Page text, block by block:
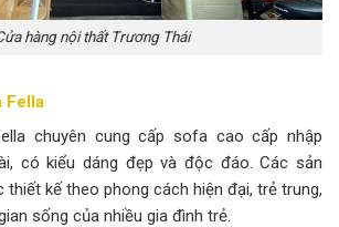
hàng nội thất Trương Thái
Fella
chuyên cung cấp sofa cao cấp nhập
có kiểu dáng đẹp và độc đáo. Các sản
thiết kế theo phong cách hiện đại, trẻ trung,
sống của nhiều gia đình trẻ.